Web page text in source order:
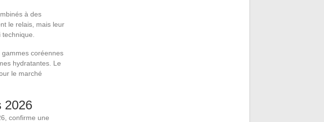
à des
le relais, mais leur
coréennes
hydratantes. Le
le marché
2026
confirme une